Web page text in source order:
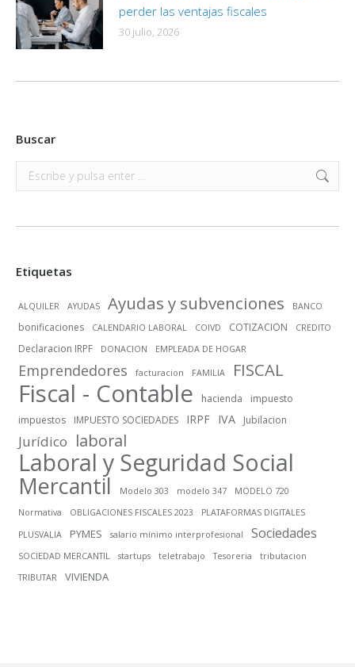
perder las ventajas fiscales
30 julio, 2026
Buscar
Buscar:
Etiquetas
ALQUILER AYUDAS Ayudas y subvenciones BANCO
bonificaciones CALENDARIO LABORAL COIVD COTIZACION CREDITO
Declaracion IRPF DONACION EMPLEADA DE HOGAR
Emprendedores facturacion FAMILIA FISCAL
Fiscal - Contable hacienda
impuesto
impuestos
IMPUESTO SOCIEDADES IRPF IVA Jubilacion
Jurídico laboral
Laboral y Seguridad Social
Mercantil Modelo 303 modelo 347
MODELO 720
Normativa
OBLIGACIONES FISCALES 2023
PLATAFORMAS DIGITALES
PLUSVALIA
PYMES salario mínimo interprofesional Sociedades
SOCIEDAD MERCANTIL startups teletrabajo Tesoreria
tributacion
TRIBUTAR
VIVIENDA